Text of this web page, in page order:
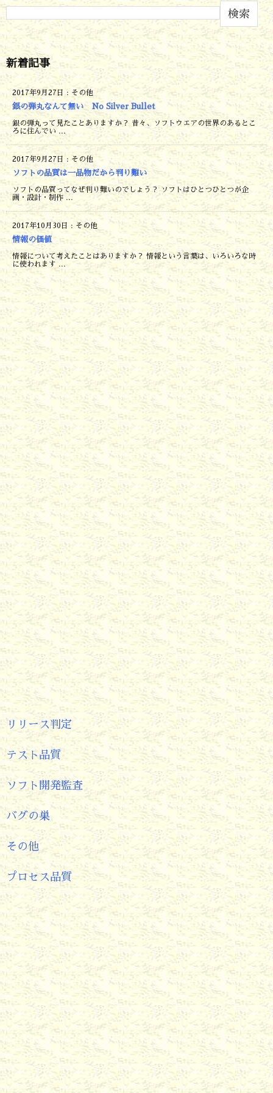
検索
新着記事
2017年9月27日 : その他
銀の弾丸なんて無い No Silver Bullet
銀の弾丸って見たことありますか？ 昔々、ソフトウエアの世界のあるとこ
ろに住んでい ...
2017年9月27日 : その他
ソフトの品質は一品物だから判り難い
ソフトの品質ってなぜ判り難いのでしょう？ ソフトはひとつひとつが企
画・設計・制作 ...
2017年10月30日 : その他
情報の価値
情報について考えたことはありますか？ 情報という言葉は、いろいろな時
に使われます ...
リリース判定
テスト品質
ソフト開発監査
バグの巣
その他
プロセス品質